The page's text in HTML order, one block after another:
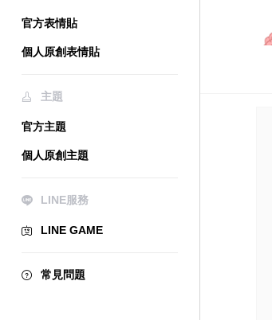
官方表情貼
個人原創表情貼
主題
官方主題
個人原創主題
LINE服務
LINE GAME
常見問題